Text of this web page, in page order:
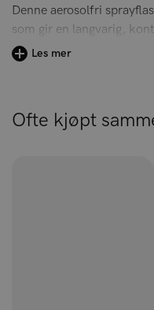
Denne aerosolfri
som gir en langvarig,
vann, som gir en jevn og
eller hold til håret.
Les mer
Ofte kjøpt